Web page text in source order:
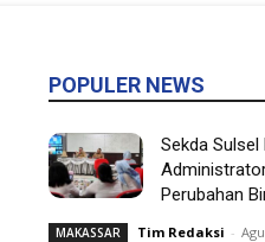
POPULER NEWS
Sekda Sulsel
Perubahan
MAKASSAR Tim Redaksi -